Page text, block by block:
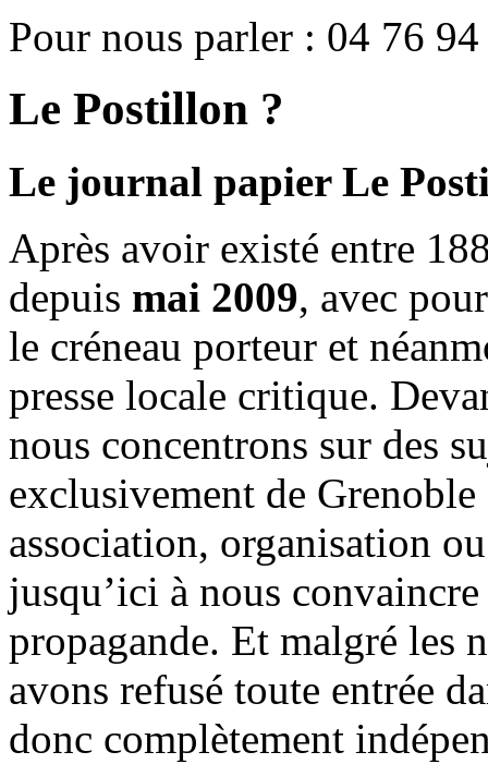
Pour nous parler : 04 76
Le Postillon ?
Le journal papier Le
Après avoir existé entre
depuis mai 2009, avec
le créneau porteur et
presse locale critique.
nous concentrons sur des
exclusivement de
association, organisation
jusqu’ici à nous
propagande. Et malgré les
avons refusé toute entrée
donc complètement